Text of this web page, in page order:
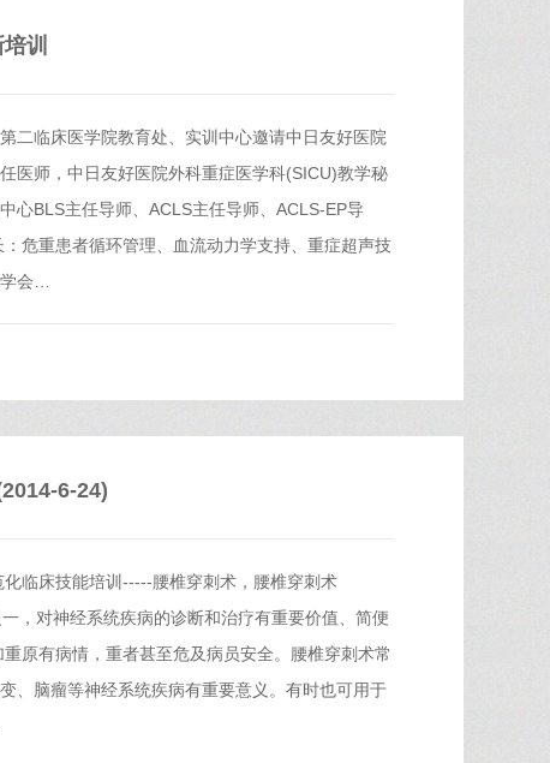
训
二临床医学院教育处、实训中心邀请中日友好医院
医师，中日友好医院外科重症医学科(SICU)教学秘
心BLS主任导师、ACLS主任导师、ACLS-EP导
危重患者循环管理、血流动力学支持、重症超声技
会…
6-24)
临床技能培训-----腰椎穿刺术，腰椎穿刺术
，对神经系统疾病的诊断和治疗有重要价值、简便
原有病情，重者甚至危及病员安全。腰椎穿刺术常
、脑瘤等神经系统疾病有重要意义。有时也可用于